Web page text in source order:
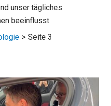
unser tägliches
beeinflusst.
Seite 3